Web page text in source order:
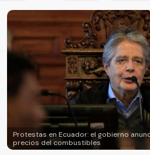
Protestas en Ecuador: el gobierno
precios del combustibles